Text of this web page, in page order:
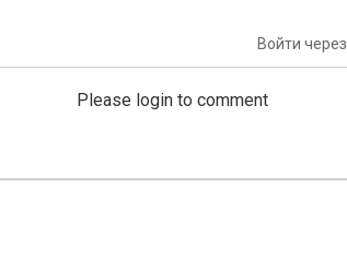
Войти через
Please login to comment